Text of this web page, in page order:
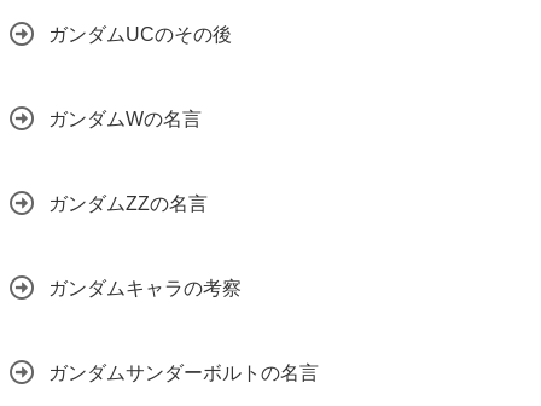
ガンダムUCのその後
ガンダムWの名言
ガンダムZZの名言
ガンダムキャラの考察
ガンダムサンダーボルトの名言